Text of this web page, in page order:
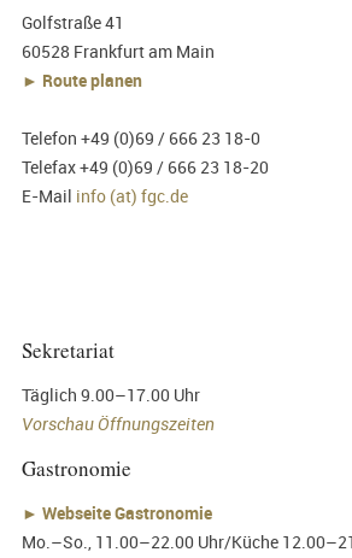
Golfstraße 41
60528 Frankfurt am Main
► Route planen
Telefon +49 (0)69 / 666 23 18-0
Telefax +49 (0)69 / 666 23 18-20
E-Mail info (at) fgc.de
Sekretariat
Täglich 9.00–17.00 Uhr
Vorschau Öffnungszeiten
Gastronomie
► Webseite Gastronomie
Mo.–So., 11.00–22.00 Uhr/Küche